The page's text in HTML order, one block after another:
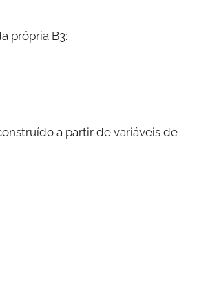
própria B3:
a partir de variáveis de